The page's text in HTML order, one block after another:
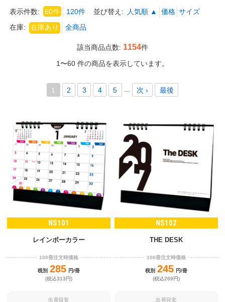
表示件数: 60件 120件 並び替え: 人気順 ▲ 価格 サイズ
在庫:
該当商品点数: 1154件
1〜60 件の商品を表示しています。
1 2 3 4 5 ... 次 › 最後
NS101
レインボーカラー
100冊注文時価格
税別 285 円/冊
(税込313円)
出荷目安
NS102
THE DESK
100冊注文時価格
税別 245 円/冊
(税込269円)
出荷目安